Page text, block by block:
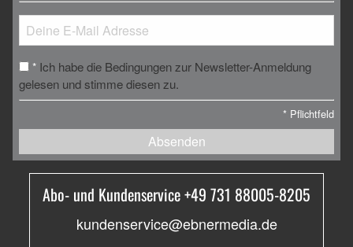
* Ich habe die Bedingungen zur Newsletter-Anmeldung
gelesen und stimme diesen zu.
* Pflichtfeld
Absenden
Abo- und Kundenservice +49 731 88005-8205
kundenservice@ebnermedia.de